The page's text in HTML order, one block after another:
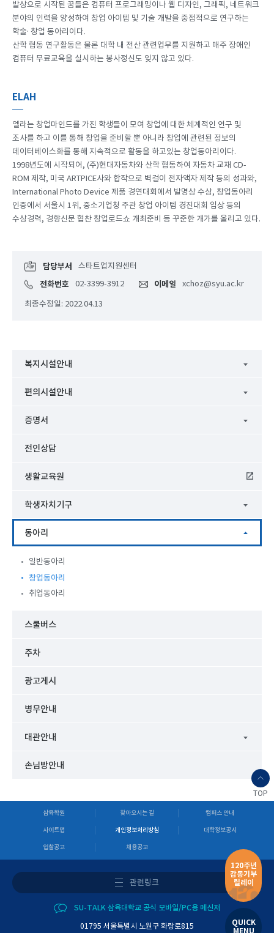
120주년
감동기부
릴레이
QUICK
MENU
발상으로 시작된 꿈들은 컴퓨터 프로그래밍이나 웹 디자인, 그래픽, 네트워크
분야의 인력을 양성하여 창업 아이템 및 기술 개발을 중점적으로 연구하는
학술· 창업 동아리이다.
산학 협동 연구활동은 물론 대학 내 전산 관련업무를 지원하고 매주 장애인
컴퓨터 무료교육을 실시하는 봉사정신도 잊지 않고 있다.
ELAH
엘라는 창업마인드를 가진 학생들이 모여 창업에 대한 체계적인 연구 및
조사를 하고 이를 통해 창업을 준비할 뿐 아니라 창업에 관련된 정보의
데이터베이스화를 통해 지속적으로 활동을 하고있는 창업동아리이다.
1998년도에 시작되어, (주)현대자동차와 산학 협동하여 자동차 교재 CD-
ROM 제작, 미국 ARTPICE사와 합작으로 벽걸이 전자액자 제작 등의 성과와,
International Photo Device 제품 경연대회에서 발명상 수상, 창업동아리
인증에서 서울시 1위, 중소기업청 주관 창업 아이템 경진대회 입상 등의
수상경력, 경향신문 협찬 창업로드쇼 개최준비 등 꾸준한 개가를 올리고 있다.
담당부서 스타트업지원센터
전화번호 02-3399-3912 이메일 xchoz@syu.ac.kr
최종수정일: 2022.04.13
복지시설안내
편의시설안내
증명서
전인상담
생활교육원
학생자치기구
동아리
일반동아리
창업동아리
취업동아리
스쿨버스
주차
광고게시
병무안내
대관안내
손님방안내
TOP
삼육학원 찾아오시는 길 캠퍼스 안내
사이트맵 개인정보처리방침 대학정보공시
입찰공고 채용공고
관련링크
SU-TALK 삼육대학교 공식 모바일/PC용 메신저
01795 서울특별시 노원구 화랑로815